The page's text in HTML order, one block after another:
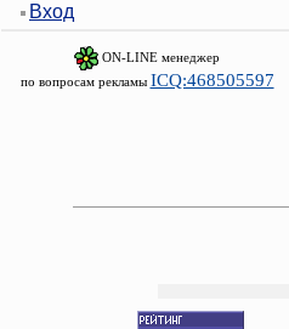
Вход
ON-LINE менеджер
по вопросам рекламы ICQ:468505597